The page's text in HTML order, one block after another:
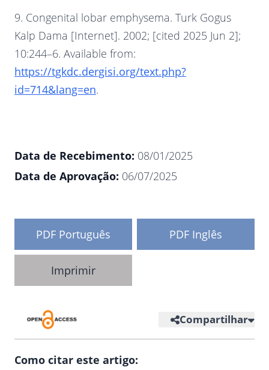
9. Congenital lobar emphysema. Turk Gogus
Kalp Dama [Internet]. 2002; [cited 2025 Jun 2];
10:244–6. Available from:
https://tgkdc.dergisi.org/text.php?
id=714&lang=en.
Data de Recebimento: 08/01/2025
Data de Aprovação: 06/07/2025
PDF Português PDF Inglês
Imprimir
Compartilhar
Como citar este artigo: